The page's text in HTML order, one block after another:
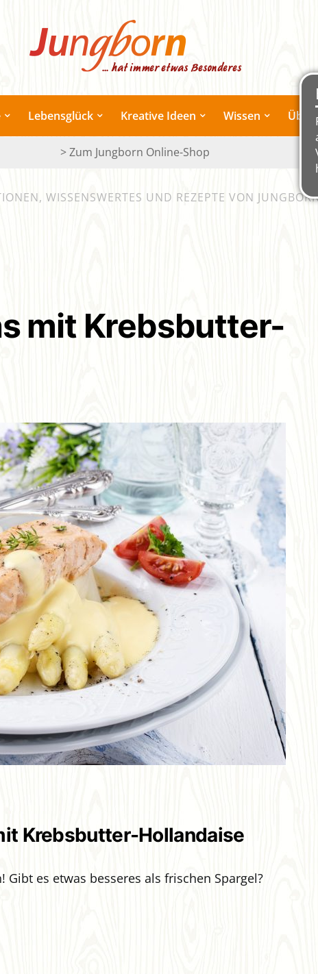
Lebensglück Kreative Ideen Wissen Über
> Zum Jungborn Online-Shop
WISSENSWERTES UND REZEPTE VON
mit Krebsbutter-
Krebsbutter-Hollandaise
Gibt es etwas besseres als frischen Spargel?